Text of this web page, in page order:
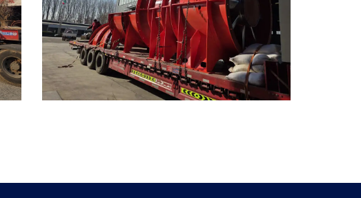
شحن مروحة طرد مركزي صناعية كبيرة | حالة تسليم BOFENG